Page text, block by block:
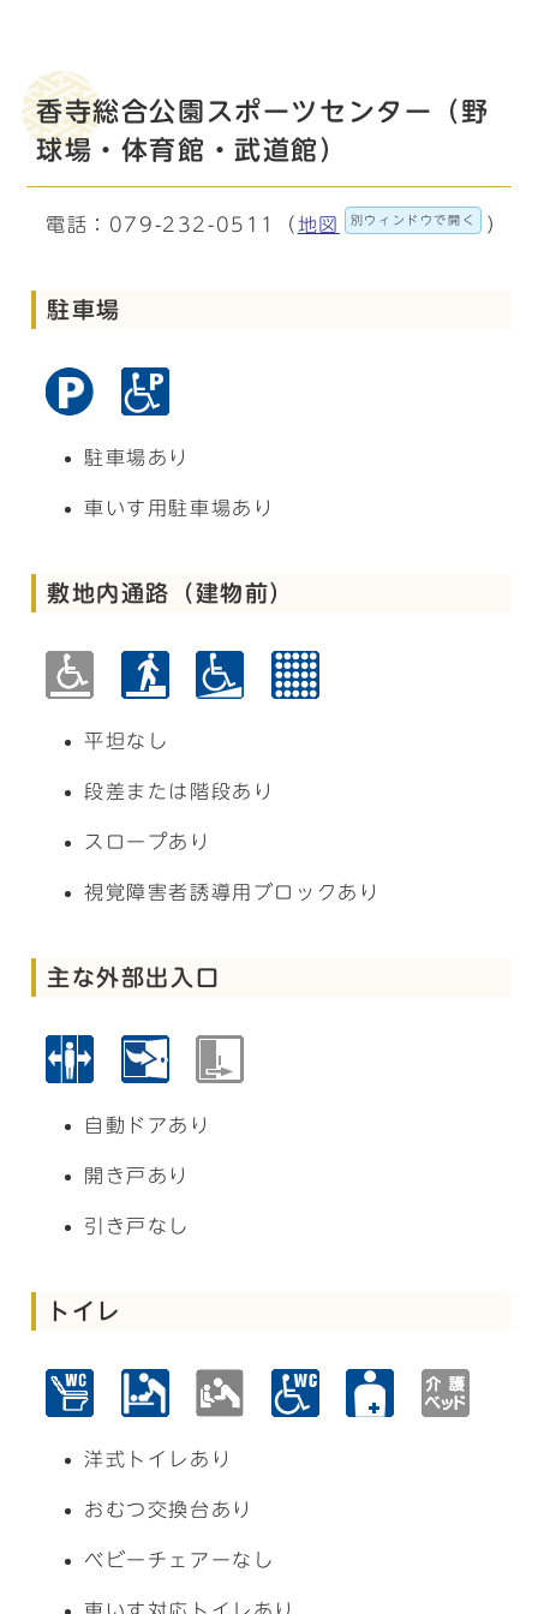
香寺総合公園スポーツセンター（野
球場・体育館・武道館）
電話：079-232-0511（ 地図 別ウィンドウで開く ）
駐車場
駐車場あり
車いす用駐車場あり
敷地内通路（建物前）
平坦なし
段差または階段あり
スロープあり
視覚障害者誘導用ブロックあり
主な外部出入口
自動ドアあり
開き戸あり
引き戸なし
トイレ
洋式トイレあり
おむつ交換台あり
ベビーチェアーなし